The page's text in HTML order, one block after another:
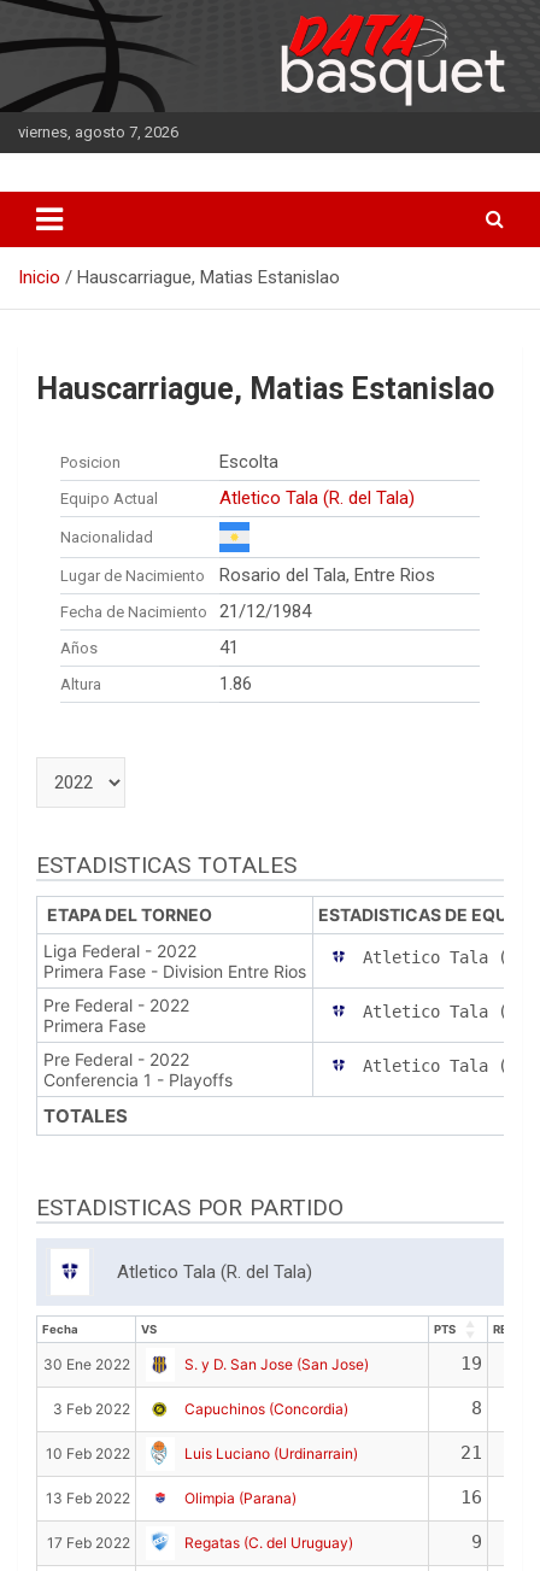
Saltar
al
contenido
viernes, agosto 7, 2026
DATA Basquet
Inicio Hauscarriague, Matias Estanislao
Hauscarriague, Matias Estanislao
Posicion Escolta
Equipo Actual Atletico Tala (R. del Tala)
Nacionalidad
Lugar de Nacimiento Rosario del Tala, Entre Rios
Fecha de Nacimiento 21/12/1984
Años 41
Altura 1.86
ESTADISTICAS TOTALES
ETAPA DEL TORNEO
ESTADISTICAS DE EQUIPO
Liga Federal - 2022
Primera Fase - Division Entre Rios
Atletico Tala (R.
Pre Federal - 2022
Primera Fase
Atletico Tala (R.
Pre Federal - 2022
Conferencia 1 - Playoffs
Atletico Tala (R.
TOTALES
ESTADISTICAS POR PARTIDO
Atletico Tala (R. del Tala)
Fecha VS PTS
REB
30 Ene 2022 S. y D. San Jose (San Jose) 19
3 Feb 2022 Capuchinos (Concordia) 8
10 Feb 2022 Luis Luciano (Urdinarrain) 21
13 Feb 2022 Olimpia (Parana) 16
17 Feb 2022 Regatas (C. del Uruguay) 9